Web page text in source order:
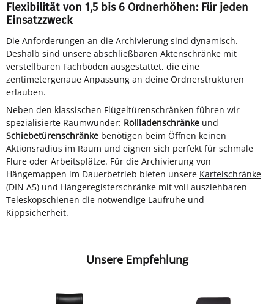
Flexibilität von 1,5 bis 6 Ordnerhöhen: Für jeden
Einsatzzweck
Die Anforderungen an die Archivierung sind dynamisch.
Deshalb sind unsere abschließbaren Aktenschränke mit
verstellbaren Fachböden ausgestattet, die eine
zentimetergenaue Anpassung an deine Ordnerstrukturen
erlauben.
Neben den klassischen Flügeltürenschränken führen wir
spezialisierte Raumwunder: Rollladenschränke und
Schiebetürenschränke benötigen beim Öffnen keinen
Aktionsradius im Raum und eignen sich perfekt für schmale
Flure oder Arbeitsplätze. Für die Archivierung von
Hängemappen im Dauerbetrieb bieten unsere Karteischränke
(DIN A5) und Hängeregisterschränke mit voll ausziehbaren
Teleskopschienen die notwendige Laufruhe und
Kippsicherheit.
Unsere Empfehlung